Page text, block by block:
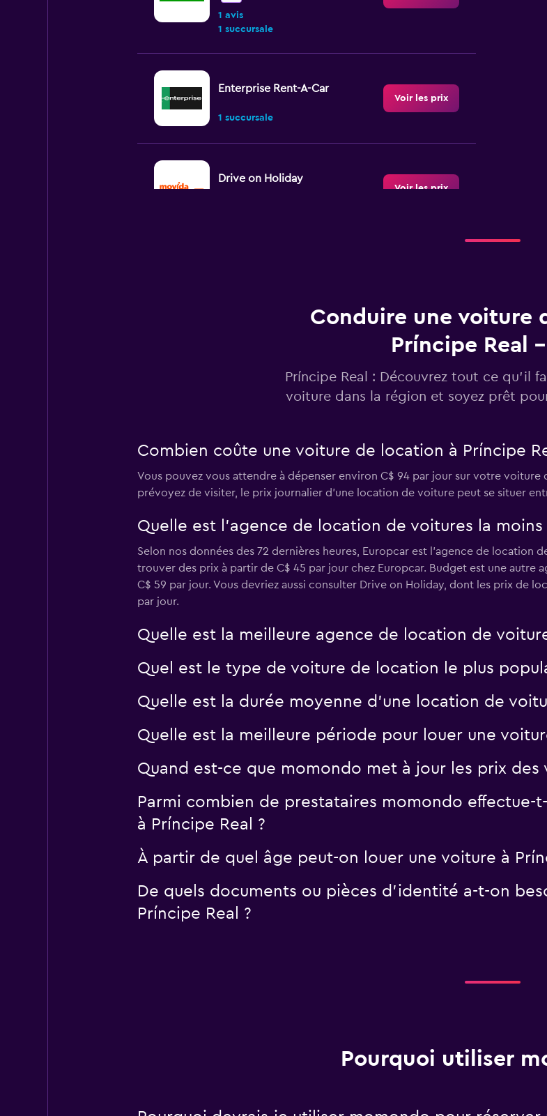
1 avis
1 succursale
Enterprise Rent-A-Car
1 succursale
Voir les prix
Drive on Holiday
Voir les prix
Voir les prix
Guerin
1 succursale
Voir les prix
1 succursale
Voir les prix
Conduire une voiture
Príncipe Real -
Príncipe Real : Découvrez tout ce qu’il
voiture dans la région et soyez prêt
Combien coûte une voiture de location à Príncipe
Vous pouvez vous attendre à dépenser environ C$ 94 par jour sur votre voiture
prévoyez de visiter, le prix journalier d'une location de voiture peut se situer
Quelle est l’agence de location de voitures la moins
Selon nos données des 72 dernières heures, Europcar est l’agence de location
trouver des prix à partir de C$ 45 par jour chez Europcar. Budget est une
C$ 59 par jour. Vous devriez aussi consulter Drive on Holiday, dont les prix de
par jour.
Quelle est la meilleure agence de location de
Quel est le type de voiture de location le plus
Quelle est la durée moyenne d’une location de
Quelle est la meilleure période pour louer une
Quand est-ce que momondo met à jour les prix des
Parmi combien de prestataires momondo effectue-
à Príncipe Real ?
À partir de quel âge peut-on louer une voiture à
De quels documents ou pièces d'identité a-t-on
Príncipe Real ?
Pourquoi utiliser